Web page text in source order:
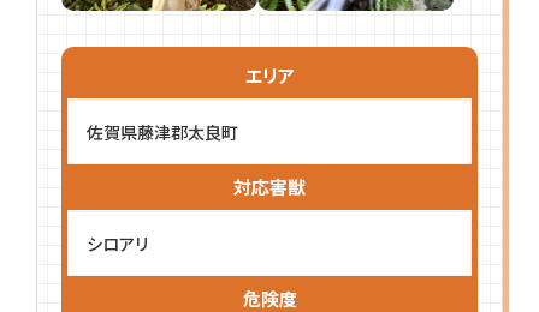
エリア
佐賀県藤津郡太良町
対応害獣
シロアリ
危険度